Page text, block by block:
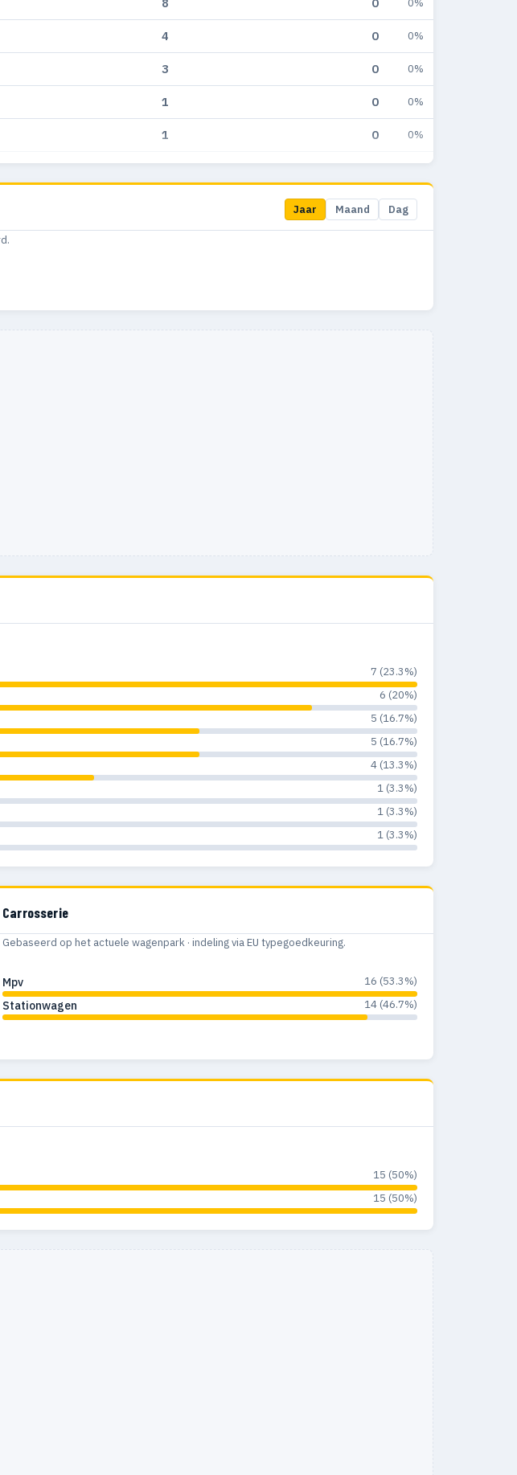
8 0 0%
4 0 0%
3 0 0%
1 0 0%
1 0 0%
1 0
0 0%
Jaar Maand Dag
7 (23.3%)
6 (20%)
5 (16.7%)
5 (16.7%)
4 (13.3%)
1 (3.3%)
1 (3.3%)
1 (3.3%)
Carrosserie
Gebaseerd op het actuele wagenpark · indeling via EU typegoedkeuring.
Mpv 16 (53.3%)
Stationwagen 14 (46.7%)
15 (50%)
15 (50%)